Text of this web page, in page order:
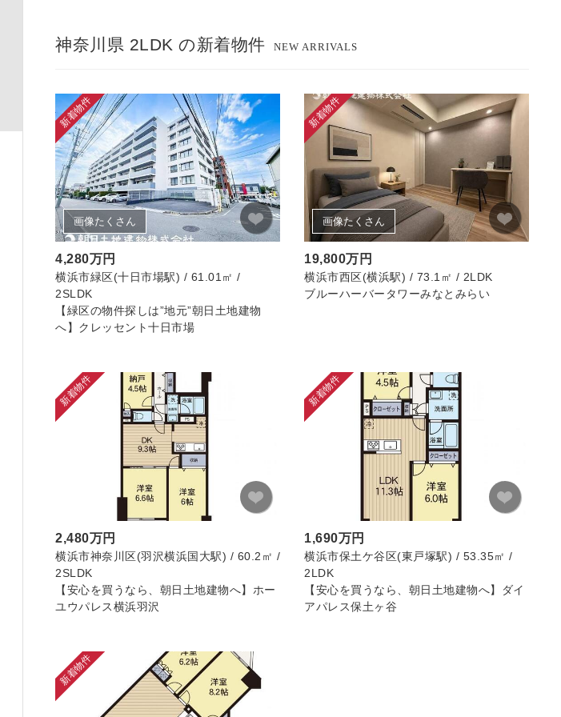
神奈川県 2LDK の新着物件 NEW ARRIVALS
新着物件
画像たくさん
4,280万円
横浜市緑区(十日市場駅) / 61.01㎡ /
2SLDK
【緑区の物件探しは”地元”朝日土地建物
へ】クレッセント十日市場
新着物件
画像たくさん
19,800万円
横浜市西区(横浜駅) / 73.1㎡ / 2LDK
ブルーハーバータワーみなとみらい
新着物件
2,480万円
横浜市神奈川区(羽沢横浜国大駅) / 60.2㎡ /
2SLDK
【安心を買うなら、朝日土地建物へ】ホー
ユウパレス横浜羽沢
新着物件
1,690万円
横浜市保土ケ谷区(東戸塚駅) / 53.35㎡ /
2LDK
【安心を買うなら、朝日土地建物へ】ダイ
アパレス保土ヶ谷
新着物件